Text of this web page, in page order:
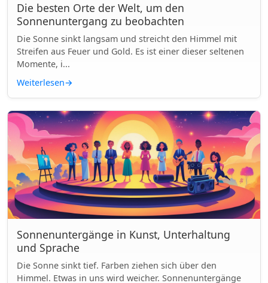
Die besten Orte der Welt, um den
Sonnenuntergang zu beobachten
Die Sonne sinkt langsam und streicht den Himmel mit
Streifen aus Feuer und Gold. Es ist einer dieser seltenen
Momente, i...
Weiterlesen→
Sonnenuntergänge in Kunst, Unterhaltung
und Sprache
Die Sonne sinkt tief. Farben ziehen sich über den
Himmel. Etwas in uns wird weicher. Sonnenuntergänge